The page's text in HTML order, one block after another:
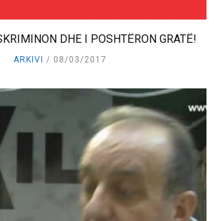
DHE I POSHTËRON GRATË!
ARKIVI 08/03/2017